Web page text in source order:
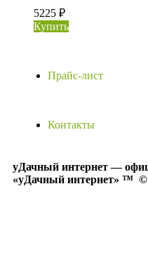
5225 ₽
Купить
Прайс-лист
Контакты
уДачный интернет —
«уДачный интернет» ™ ©